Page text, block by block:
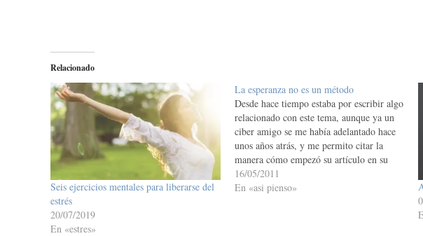
Relacionado
Seis ejercicios mentales para liberarse del
estrés
20/07/2019
En «estres»
La esperanza no es un método
Desde hace tiempo estaba por escribir algo
relacionado con este tema, aunque ya un
ciber amigo se me había adelantado hace
unos años atrás, y me permito citar la
manera cómo empezó su artículo en su
oportunidad: Hace unos años leí un libro
titulado "La Esperanza no es un Método",
16/05/2011
En «asi pienso»